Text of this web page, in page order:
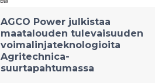
AGCO Power julkistaa
maatalouden tulevaisuuden
voimalinjateknologioita
Agritechnica-
suurtapahtumassa